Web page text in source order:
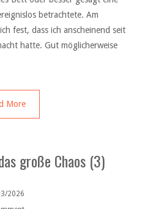
betrachtete. Am
fest, dass ich anscheinend seit
hatte. Gut möglicherweise
More
große Chaos (3)
2026